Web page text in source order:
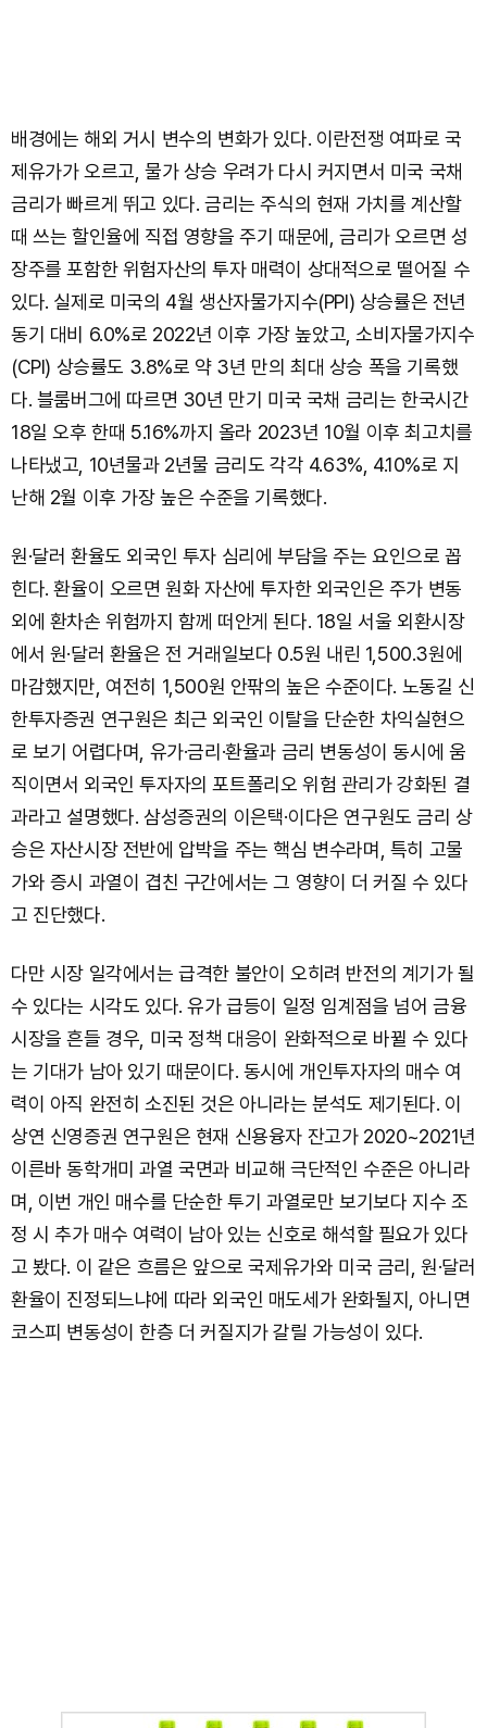
배경에는 해외 거시 변수의 변화가 있다. 이란전쟁 여파로 국
제유가가 오르고, 물가 상승 우려가 다시 커지면서 미국 국채
금리가 빠르게 뛰고 있다. 금리는 주식의 현재 가치를 계산할
때 쓰는 할인율에 직접 영향을 주기 때문에, 금리가 오르면 성
장주를 포함한 위험자산의 투자 매력이 상대적으로 떨어질 수
있다. 실제로 미국의 4월 생산자물가지수(PPI) 상승률은 전년
동기 대비 6.0%로 2022년 이후 가장 높았고, 소비자물가지수
(CPI) 상승률도 3.8%로 약 3년 만의 최대 상승 폭을 기록했
다. 블룸버그에 따르면 30년 만기 미국 국채 금리는 한국시간
18일 오후 한때 5.16%까지 올라 2023년 10월 이후 최고치를
나타냈고, 10년물과 2년물 금리도 각각 4.63%, 4.10%로 지
난해 2월 이후 가장 높은 수준을 기록했다.
원·달러 환율도 외국인 투자 심리에 부담을 주는 요인으로 꼽
힌다. 환율이 오르면 원화 자산에 투자한 외국인은 주가 변동
외에 환차손 위험까지 함께 떠안게 된다. 18일 서울 외환시장
에서 원·달러 환율은 전 거래일보다 0.5원 내린 1,500.3원에
마감했지만, 여전히 1,500원 안팎의 높은 수준이다. 노동길 신
한투자증권 연구원은 최근 외국인 이탈을 단순한 차익실현으
로 보기 어렵다며, 유가·금리·환율과 금리 변동성이 동시에 움
직이면서 외국인 투자자의 포트폴리오 위험 관리가 강화된 결
과라고 설명했다. 삼성증권의 이은택·이다은 연구원도 금리 상
승은 자산시장 전반에 압박을 주는 핵심 변수라며, 특히 고물
가와 증시 과열이 겹친 구간에서는 그 영향이 더 커질 수 있다
고 진단했다.
다만 시장 일각에서는 급격한 불안이 오히려 반전의 계기가 될
수 있다는 시각도 있다. 유가 급등이 일정 임계점을 넘어 금융
시장을 흔들 경우, 미국 정책 대응이 완화적으로 바뀔 수 있다
는 기대가 남아 있기 때문이다. 동시에 개인투자자의 매수 여
력이 아직 완전히 소진된 것은 아니라는 분석도 제기된다. 이
상연 신영증권 연구원은 현재 신용융자 잔고가 2020~2021년
이른바 동학개미 과열 국면과 비교해 극단적인 수준은 아니라
며, 이번 개인 매수를 단순한 투기 과열로만 보기보다 지수 조
정 시 추가 매수 여력이 남아 있는 신호로 해석할 필요가 있다
고 봤다. 이 같은 흐름은 앞으로 국제유가와 미국 금리, 원·달러
환율이 진정되느냐에 따라 외국인 매도세가 완화될지, 아니면
코스피 변동성이 한층 더 커질지가 갈릴 가능성이 있다.